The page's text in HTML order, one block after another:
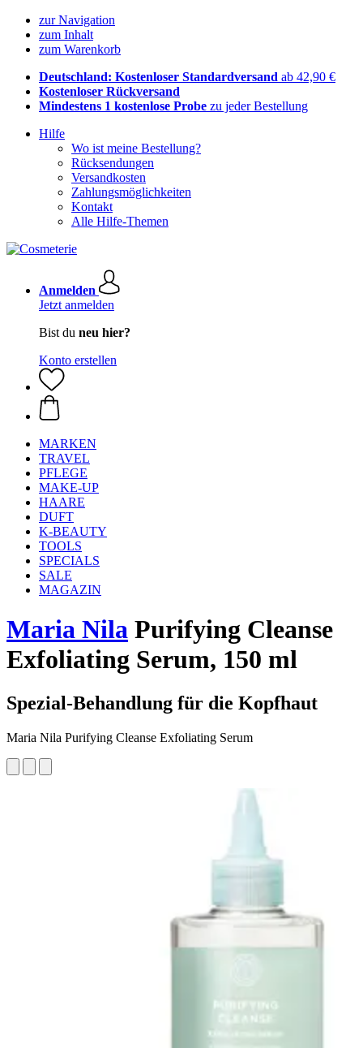
zur Navigation
zum Inhalt
zum Warenkorb
Deutschland: Kostenloser Standardversand ab 42,90 €
Kostenloser Rückversand
Mindestens 1 kostenlose Probe zu jeder Bestellung
Hilfe
Wo ist meine Bestellung?
Rücksendungen
Versandkosten
Zahlungsmöglichkeiten
Kontakt
Alle Hilfe-Themen
Anmelden
Jetzt anmelden
Bist du neu hier?
Konto erstellen
MARKEN
TRAVEL
PFLEGE
MAKE-UP
HAARE
DUFT
K-BEAUTY
TOOLS
SPECIALS
SALE
MAGAZIN
Maria Nila Purifying Cleanse
Exfoliating Serum, 150 ml
Spezial-Behandlung für die Kopfhaut
Maria Nila Purifying Cleanse Exfoliating Serum